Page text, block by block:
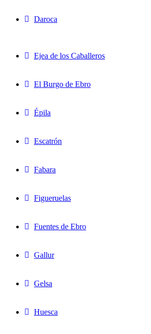
Daroca
Ejea de los Caballeros
El Burgo de Ebro
Épila
Escatrón
Fabara
Figueruelas
Fuentes de Ebro
Gallur
Gelsa
Huesca